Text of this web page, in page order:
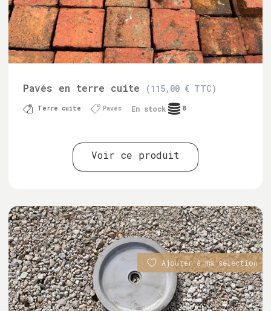
Pavés en terre cuite (115,00 € TTC)
Terre cuite Pavés En stock 8
Voir ce produit
Ajouter à ma sélection